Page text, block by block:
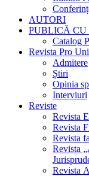
AUTORI
PUBLICĂ CU
Catalog
Revista Pro
Admitere
Știri
Opinia
Interviuri
Reviste
Revista
Revista
Revista
Revista
Revista